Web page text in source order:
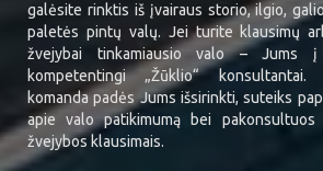
galėsite rinktis iš įvairaus storio, ilgio,
paletės pintų valų. Jei turite klausimų
žvejybai tinkamiausio valo – Jums į
kompetentingi „Žūklio“
komanda padės Jums išsirinkti, suteiks
apie valo patikimumą bei pakonsultuos
žvejybos klausimais.